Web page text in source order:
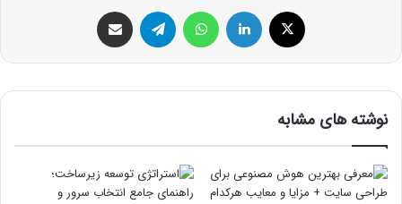
ایکس لینکداین تلگرام
نوشته های مشابه